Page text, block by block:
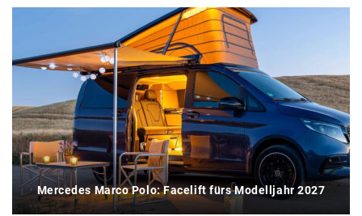
Mercedes Marco Polo: Facelift fürs Modelljahr 2027